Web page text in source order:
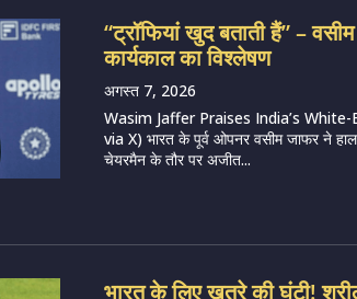
“ट्रॉफियां खुद बताती हैं” –
कार्यकाल का विश्लेषण
अगस्त 7, 2026
Wasim Jaffer Praises India’s
via X) भारत के पूर्व ओपनर वसीम जाफर ने
चेयरमैन के तौर पर अजीत...
भारत के लिए खतरे की घंटी!